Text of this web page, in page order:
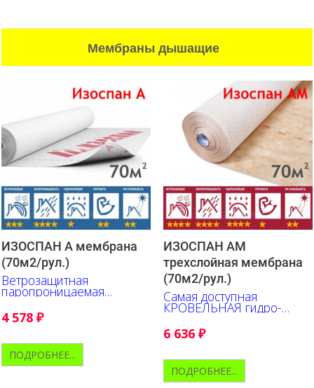
Мембраны дышащие
ИЗОСПАН А мембрана
(70м2/рул.)
Ветрозащитная
паропроницаемая
мембрана. (не для кровли)
4 578 ₽
ПОДРОБНЕЕ...
ИЗОСПАН АМ
трехслойная мембрана
(70м2/рул.)
Самая доступная
КРОВЕЛЬНАЯ гидро-
паропроницаемая
мембрана ИЗОСПАН
6 636 ₽
ПОДРОБНЕЕ...